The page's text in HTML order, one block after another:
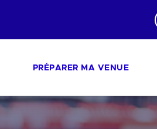
PRÉPARER MA VENUE